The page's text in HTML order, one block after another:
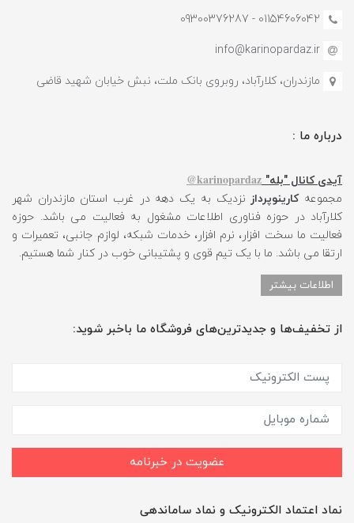
01154606042 - 09300376287
info@karinopardaz.ir
مازندران، کلارآباد، روبروی بانک ملت، نبش خیابان شهید قاضی
درباره ما :
آیدی کانال "بله" karinopardaz@
مجموعهکارینوپرداز نزدیک به یک دهه در غرب استان مازندران شهر
کلارآباد در حوزه فناوری اطلاعات مشغول به فعالیت می باشد. حوزه
فعالیت ما سخت افزار، نرم افزار، خدمات شبکه، لوازم جانبی، تعمیرات و
ارتقا می باشد. ما با یک تیم قوی و پشتیبانی خوب در کنار شما هستیم.
اطلاعات بیشتر
از تخفیف‌ها و جدیدترین‌های فروشگاه ما باخبر شوید:
عضویت در خبرنامه
نماد اعتماد الکترونیک و نماد ساماندهی